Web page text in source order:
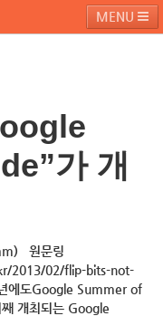
MENU
가 개
원문링
2013/02/flip-bits-not-
에도Google Summer of
개최되는 Google